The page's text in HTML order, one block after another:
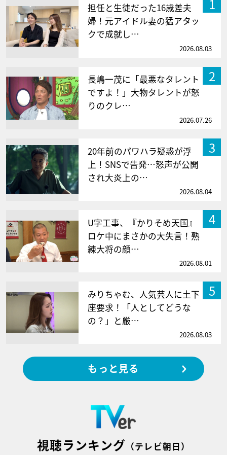
1
担任と生徒だった16歳差夫
婦！元アイドル妻の猛アタッ
クで成就し…
2026.08.03
2
長嶋一茂に「最悪なタレント
ですよ！」大物タレントが怒
りのクレ…
2026.07.26
3
20年前のパワハラ疑惑が浮
上！SNSで告発…怒声が公開
され大炎上の…
2026.08.04
4
U字工事、『かりそめ天国』
ロケ中にまさかの大失言！熟
練大将の顔…
2026.08.01
5
みりちゃむ、人気芸人に土下
座要求！「人としてどうな
の？」と厳…
2026.08.03
もっと見る
視聴ランキング （テレビ朝日）